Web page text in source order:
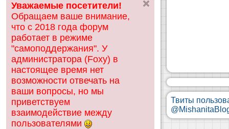
ск
Уважаемые посетители!
Обращаем ваше внимание,
что с 2018 года форум
работает в режиме
"самоподдержания". У
администратора (Foxy) в
настоящее время нет
возможности отвечать на
ваши вопросы, но мы
приветствуем
взаимодействие между
пользователями
Твиты